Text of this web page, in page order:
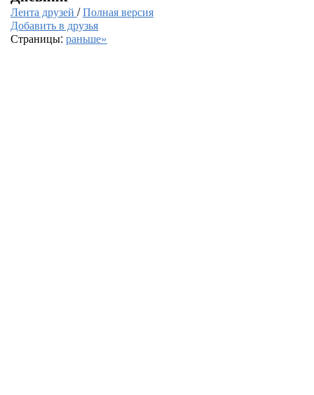
Лента друзей /Полная версия
Добавить в друзья
Страницы: раньше»